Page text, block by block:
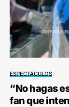
ESPECTÁCULOS
“No hagas
fan que